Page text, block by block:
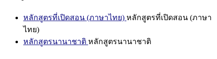
หลักสูตรที่เปิดสอน (ภาษาไทย) หลักสูตรที่เปิดสอน (ภาษา
ไทย)
หลักสูตรนานาชาติ หลักสูตรนานาชาติ